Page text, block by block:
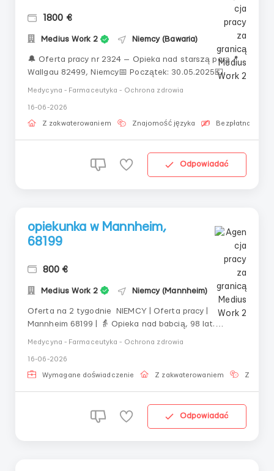
1800 €
Medius Work 2 Niemcy (Bawaria)
🔔 Oferta pracy nr 2324 — Opieka nad starszą parą📍
Wallgau 82499, Niemcy📅 Początek: 30.05.2025💶
domu jest pies🔹 Obowiązki opiekunki:•
Przygotowywanie posiłków, pieczenie• Sprzątanie ...
Medycyna - Farmaceutyka - Ochrona zdrowia
16-06-2026
Z zakwaterowaniem Znajomość języka Bezpłatna
Odpowiadać
opiekunka w Mannheim,
68199
800 €
Medius Work 2 Niemcy (Mannheim)
Oferta na 2 tygodnie NIEMCY | Oferta pracy |
Mannheim 68199 | 👵 Opieka nad babcią, 98 lat.
Porusza się na wózku inwalidzkim (częściowo mobilna z
laską)🔹 Potrzebna pomoc przy higienie, porusza...
Medycyna - Farmaceutyka - Ochrona zdrowia
16-06-2026
Wymagane doświadczenie Z zakwaterowaniem
Odpowiadać